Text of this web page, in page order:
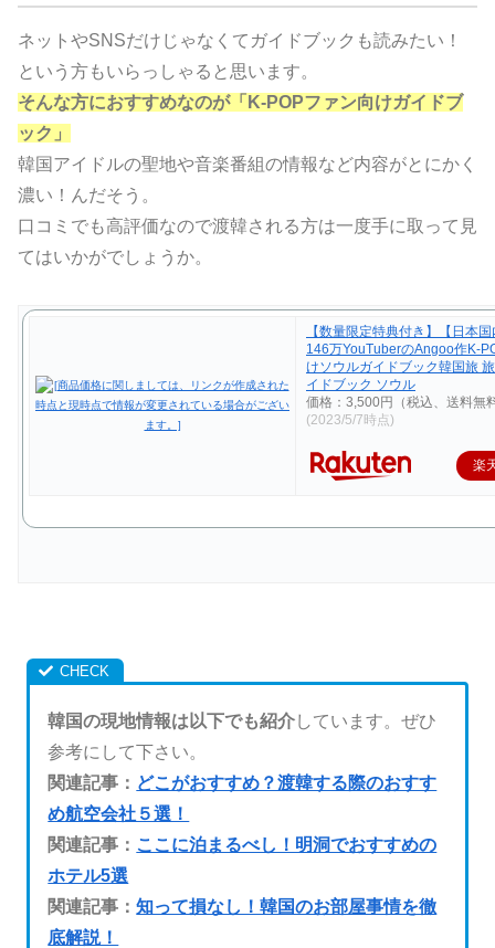
ネットやSNSだけじゃなくてガイドブックも読みたい！
という方もいらっしゃると思います。
そんな方におすすめなのが「K-POPファン向けガイドブ
ック」
韓国アイドルの聖地や音楽番組の情報など内容がとにかく
濃い！んだそう。
口コミでも高評価なので渡韓される方は一度手に取って見
てはいかがでしょうか。
【数量限定特典付き】【日本
146万YouTuberのAngoo作K-
けソウルガイドブック韓国旅
イドブック ソウル
価格：3,500円（税込、送料無
(2023/5/7時点)
楽
韓国の現地情報は以下でも紹介しています。ぜひ
参考にして下さい。
関連記事： どこがおすすめ？渡韓する際のおすす
め航空会社５選！
関連記事： ここに泊まるべし！明洞でおすすめの
ホテル5選
関連記事：知って損なし！韓国のお部屋事情を徹
底解説！